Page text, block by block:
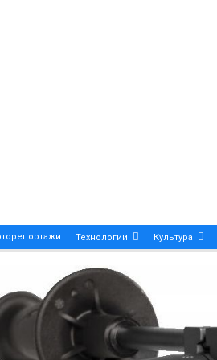
Технологии Культура
DATE – A True Symbol Of Elegance And Precision